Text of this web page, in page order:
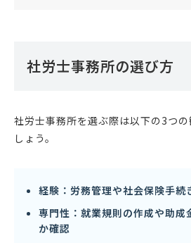
社労士事務所の選び方
社労士事務所を選ぶ際は以下の3つ
しょう。
経験：労務管理や社会保険手続
専門性：就業規則の作成や助成
か確認